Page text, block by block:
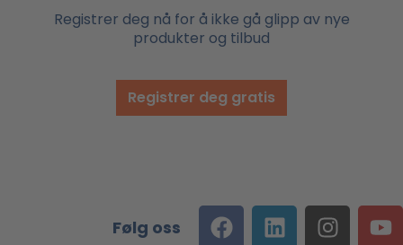
Registrer deg nå for å ikke gå glipp av nye
produkter og tilbud
Registrer deg gratis
Følg oss F
a
L
i
I
n
Y
o